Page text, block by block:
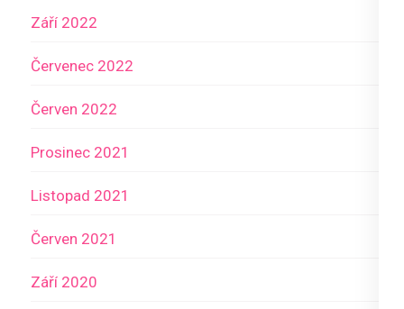
Září 2022
Červenec 2022
Červen 2022
Prosinec 2021
Listopad 2021
Červen 2021
Září 2020